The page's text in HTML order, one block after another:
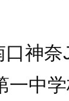
口神
一中